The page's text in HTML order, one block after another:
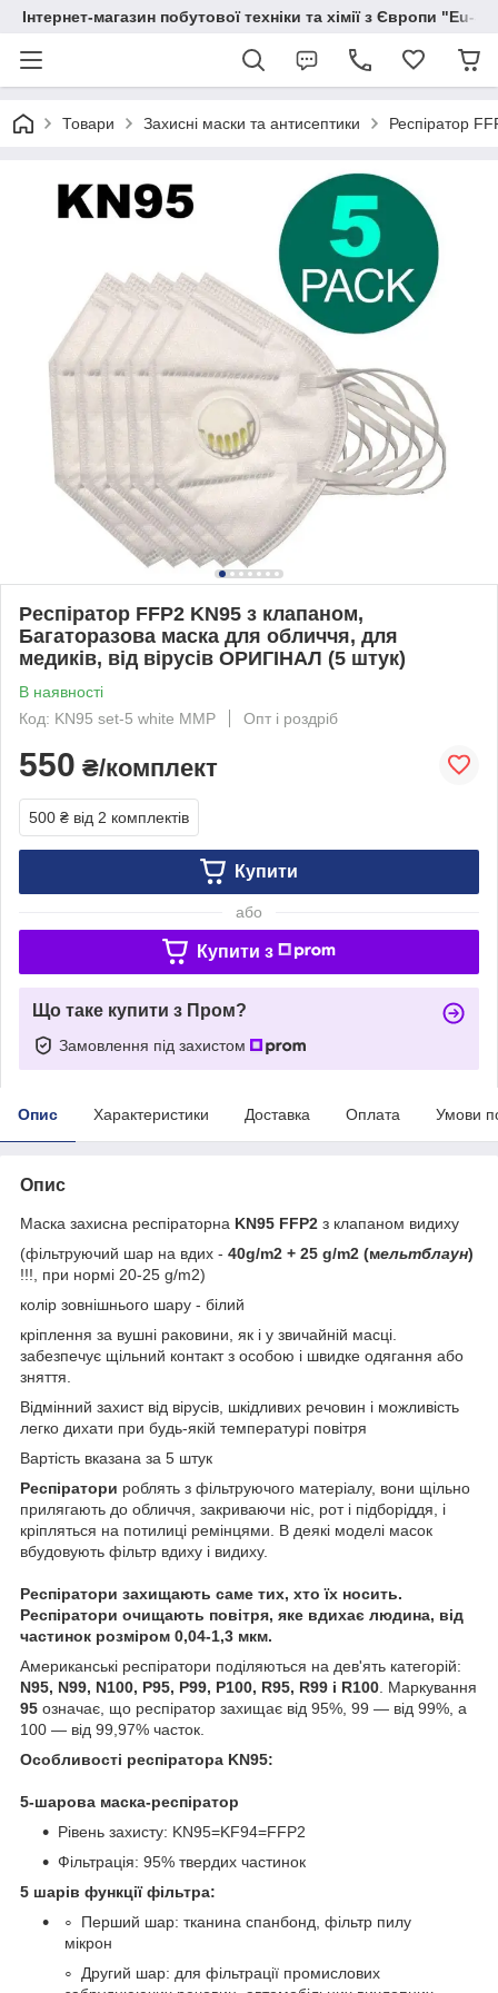
Інтернет-магазин побутової техніки та хімії з Європи "Eu-
Товари Захисні маски та антисептики Респіратор
Респіратор FFP2 KN95 з клапаном,
Багаторазова маска для обличчя, для
медиків, від вірусів ОРИГІНАЛ (5 штук)
В наявності
Код: KN95 set-5 white MМР
Опт і роздріб
550 ₴/комплект
500 ₴ від 2 комплектів
Купити
або
Купити з
Що таке купити з Пром?
Замовлення під захистом
Опис Характеристики Доставка Оплата Умови
Опис
Маска захисна респіраторна KN95 FFP2 з клапаном видиху
(фільтруючий шар на вдих - 40g/m2 + 25 g/m2 (мельтблаун)
!!!, при нормі 20-25 g/m2)
колір зовнішнього шару - білий
кріплення за вушні раковини, як і у звичайній масці.
забезпечує щільний контакт з особою і швидке одягання або
зняття.
Відмінний захист від вірусів, шкідливих речовин і можливість
легко дихати при будь-якій температурі повітря
Вартість вказана за 5 штук
Респіратори роблять з фільтруючого матеріалу, вони щільно
прилягають до обличчя, закриваючи ніс, рот і підборіддя, і
кріпляться на потилиці ремінцями. В деякі моделі масок
вбудовують фільтр вдиху і видиху.
Респіратори захищають саме тих, хто їх носить.
Респіратори очищають повітря, яке вдихає людина, від
частинок розміром 0,04-1,3 мкм.
Американські респіратори поділяються на дев'ять категорій:
N95, N99, N100, P95, P99, P100, R95, R99 і R100 . Маркування
95 означає, що респіратор захищає від 95%, 99 — від 99%, а
100 — від 99,97% часток.
Особливості респіратора KN95:
5-шарова маска-респіратор
Рівень захисту: KN95=KF94=FFP2
Фільтрація: 95% твердих частинок
5 шарів функції фільтра:
Перший шар: тканина спанбонд, фільтр пилу
мікрон
Другий шар: для фільтрації промислових